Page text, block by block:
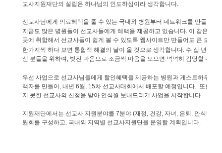
교사지원재단의 설립은 하나님의 인도하심이라 생각합니다.
선교사님에게 의료혜택을 줄 수 있는 국내외 병원부터 네트워크를 만들어
지금도 많은 병원들이 선교사들에게 혜택을 제공하고 있습니다. 이 같은
곳에 취합해서 선교사들이 쉽게 볼 수 있도록 웹사이트만 만들어도 큰 도움이
한가지씩 하다 보면 통합적 해결의 날이 올 것으로 생각합니다 수 십 년
신 분들을 위하여 빚진 마음으로 조금씩 마음을 모으면 넉넉히 감당할 수
우선 사업으로 선교사님들에게 할인혜택을 제공하는 병원과 게스트하우스
책자를 만들어 , 내년 6월, 15차 선교사대회에서 배포할 예정입니다. 또한
지 못한 선교사의 신청을 받아 안식월 보내드리기 사업을 시작합니다.
지원재단에서는 선교사 지원분야를 7분야 (재정, 건강, 자녀 , 은퇴 , 안식년
원회를 구성하고, 국내외 지역별 선교사지원단을 운영할 계획입니다.